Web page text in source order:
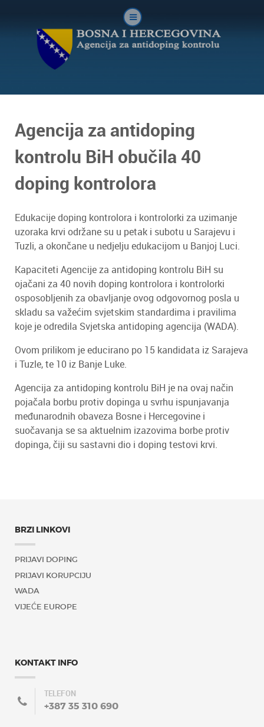
Agencija za antidoping
kontrolu BiH obučila 40
doping kontrolora
Edukacije doping kontrolora i kontrolorki za uzimanje
uzoraka krvi održane su u petak i subotu u Sarajevu i
Tuzli, a okončane u nedjelju edukacijom u Banjoj Luci.
Kapaciteti Agencije za antidoping kontrolu BiH su
ojačani za 40 novih doping kontrolora i kontrolorki
osposobljenih za obavljanje ovog odgovornog posla u
skladu sa važećim svjetskim standardima i pravilima
koje je odredila Svjetska antidoping agencija (WADA).
Ovom prilikom je educirano po 15 kandidata iz Sarajeva
i Tuzle, te 10 iz Banje Luke.
Agencija za antidoping kontrolu BiH je na ovaj način
pojačala borbu protiv dopinga u svrhu ispunjavanja
međunarodnih obaveza Bosne i Hercegovine i
suočavanja se sa aktuelnim izazovima borbe protiv
dopinga, čiji su sastavni dio i doping testovi krvi.
BRZI LINKOVI
PRIJAVI DOPING
PRIJAVI KORUPCIJU
WADA
VIJEĆE EUROPE
KONTAKT INFO
TELEFON
+387 35 310 690